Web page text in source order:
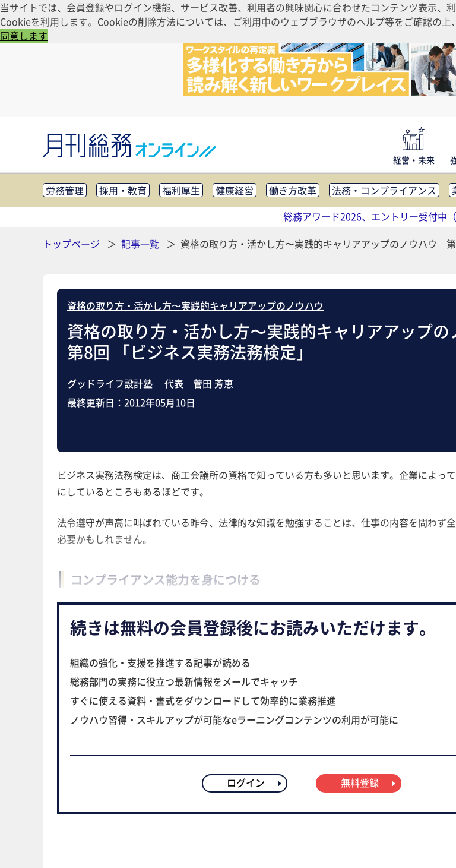
当サイトでは、会員登録やログイン機能、サービス改善、利用者の興味関心に合わせたコンテンツ表示
Cookieを利用します。Cookieの削除方法については、ご利用中のウェブブラウザのヘルプ等をご確認の上
同意します
経営・未来
労務管理 採用・教育 福利厚生 健康経営 働き方改革 法務・コンプライアンス
知財管理
リスクマネジメント・BCP 社外・社内広報 社外・社内コミュニケーション活
助成金・補助金・コスト削減 アウトソーシング・
総務アワード2026、エントリー受付中（
トップページ
記事一覧 資格の取り方・活かし方〜実践的キャリアアップのノウハウ 第
資格の取り方・活かし方〜実践的キャリアアップのノウハウ
資格の取り方・活かし方〜実践的キャリアアップ
第8回 「ビジネス実務法務検定」
グッドライフ設計塾 代表 菅田 芳恵
最終更新日： 2012年05月10日
ビジネス実務法務検定は、商工会議所の資格で知っている方も多いと思います。企業によっ
にしているところもあるほどです。
法令遵守が声高に叫ばれている昨今、法律的な知識を勉強することは、仕事の内容を問わず
必要かもしれません。
コンプライアンス能力を身につける
続きは無料の会員登録後にお読みいただけます。
組織の強化・支援を推進する記事が読める
総務部門の実務に役立つ最新情報をメールでキャッチ
すぐに使える資料・書式をダウンロードして効率的に業務推進
ノウハウ習得・スキルアップが可能なeラーニングコンテンツの利用が可能に
ログイン 無料登録